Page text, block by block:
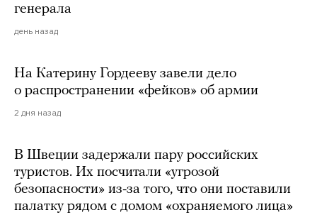
генерала
день назад
На Катерину Гордееву завели дело
о распространении «фейков» об армии
2 дня назад
В Швеции задержали пару российских
туристов. Их посчитали «угрозой
безопасности» из-за того, что они поставили
палатку рядом с домом «охраняемого лица»